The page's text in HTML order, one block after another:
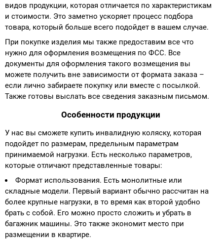
видов продукции, которая отличается по характеристикам
и стоимости. Это заметно ускоряет процесс подбора
товара, который больше всего подойдет в вашем случае.
При покупке изделия мы также предоставим все что
нужно для оформления возмещения по ФСС. Все
документы для оформления такого возмещения вы
можете получить вне зависимости от формата заказа –
если лично забираете покупку или вместе с посылкой.
Также готовы выслать все сведения заказным письмом.
Особенности продукции
У нас вы сможете купить инвалидную коляску, которая
подойдет по размерам, предельным параметрам
принимаемой нагрузки. Есть несколько параметров,
которые отличают представленные товары:
Формат использования. Есть монолитные или
складные модели. Первый вариант обычно рассчитан на
более крупные нагрузки, в то время как второй удобно
брать с собой. Его можно просто сложить и убрать в
багажник машины. Это также экономит место при
размещении в квартире.